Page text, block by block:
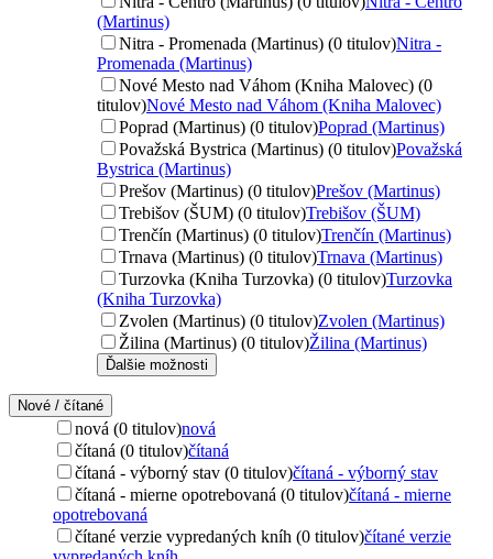
(Martinus)
Nitra - Promenada (Martinus) (0 titulov)Nitra -
Promenada (Martinus)
Nové Mesto nad Váhom (Kniha Malovec) (0
titulov)Nové Mesto nad Váhom (Kniha Malovec)
Poprad (Martinus) (0 titulov)Poprad (Martinus)
Považská Bystrica (Martinus) (0 titulov)Považská
Bystrica (Martinus)
Prešov (Martinus) (0 titulov)Prešov (Martinus)
Trebišov (ŠUM) (0 titulov)Trebišov (ŠUM)
Trenčín (Martinus) (0 titulov)Trenčín (Martinus)
Trnava (Martinus) (0 titulov)Trnava (Martinus)
Turzovka (Kniha Turzovka) (0 titulov)Turzovka
(Kniha Turzovka)
Zvolen (Martinus) (0 titulov)Zvolen (Martinus)
Žilina (Martinus) (0 titulov)Žilina (Martinus)
Ďalšie možnosti
Nové / čítané
nová (0 titulov)nová
čítaná (0 titulov)čítaná
čítaná - výborný stav (0 titulov)čítaná - výborný stav
čítaná - mierne opotrebovaná (0 titulov)čítaná - mierne
opotrebovaná
čítané verzie vypredaných kníh (0 titulov)čítané verzie